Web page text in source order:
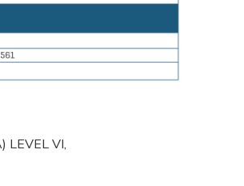
LEVEL VI,